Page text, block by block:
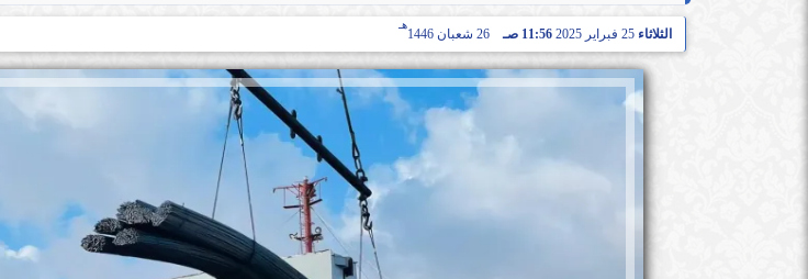
الثلاثاء 25 فبراير 2025 11:56 صـ 26 شعبان 1446
هـ